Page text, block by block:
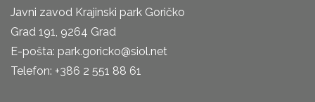
Javni zavod Krajinski park Goričko
Grad 191, 9264 Grad
E-pošta: park.goricko@siol.net
Telefon: +386 2 551 88 61